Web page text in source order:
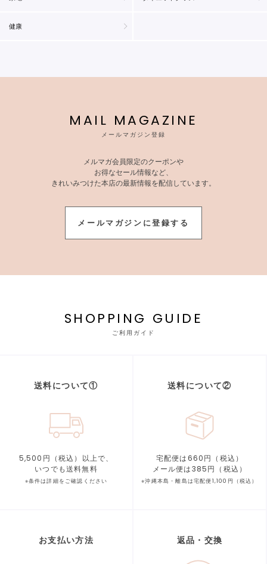
健康
MAIL MAGAZINE
メールマガジン登録
メルマガ会員限定のクーポンや
お得なセール情報など、
きれいみつけた本店の最新情報を配信しています。
メールマガジンに登録する
SHOPPING GUIDE
ご利用ガイド
送料について①
5,500円（税込）以上で、
いつでも送料無料
※条件は詳細をご確認ください
送料について②
宅配便は660円（税込）
メール便は385円（税込）
※沖縄本島・離島は宅配便1,100円（税込）
お支払い方法 返品・交換